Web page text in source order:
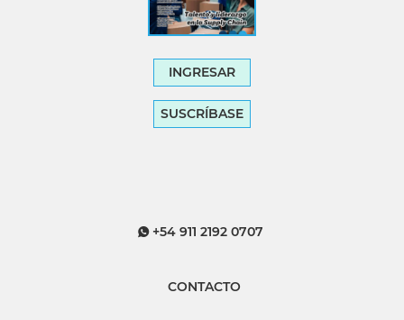
INGRESAR
SUSCRÍBASE
+54 911 2192 0707
CONTACTO